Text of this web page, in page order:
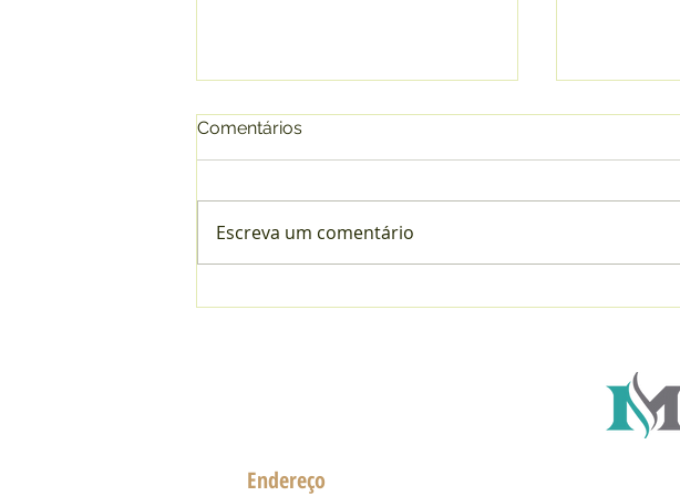
mais cedo!
Comentários
Escreva um comentário
Endereço